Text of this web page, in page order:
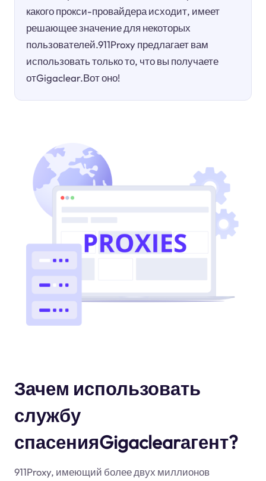
какого прокси-провайдера исходит, имеет
решающее значение для некоторых
пользователей.911Proxy предлагает вам
использовать только то, что вы получаете
отGigaclear.Вот оно!
Зачем использовать
службу
спасенияGigaclearагент?
911Proxy, имеющий более двух миллионов